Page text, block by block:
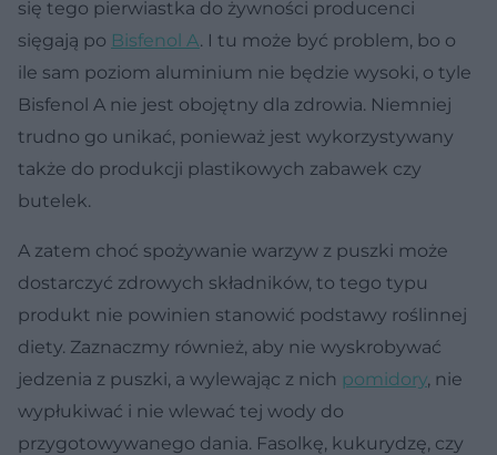
się tego pierwiastka do żywności producenci
sięgają po Bisfenol A. I tu może być problem, bo o
ile sam poziom aluminium nie będzie wysoki, o tyle
Bisfenol A nie jest obojętny dla zdrowia. Niemniej
trudno go unikać, ponieważ jest wykorzystywany
także do produkcji plastikowych zabawek czy
butelek.
A zatem choć spożywanie warzyw z puszki może
dostarczyć zdrowych składników, to tego typu
produkt nie powinien stanowić podstawy roślinnej
diety. Zaznaczmy również, aby nie wyskrobywać
jedzenia z puszki, a wylewając z nich pomidory, nie
wypłukiwać i nie wlewać tej wody do
przygotowywanego dania. Fasolkę, kukurydzę, czy